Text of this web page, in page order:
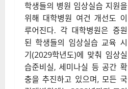
루어진다. 각 대학병원은 증원
된 학생들의 임상실습 교육 시
기(2029학년도)에 맞춰 임상실
습준비실, 세미나실 등 공간 확
충을 추진하고 있으며, 모든 국
립대병원에는 2028년까지 모의
수술 등 체계적 교육훈련이 가